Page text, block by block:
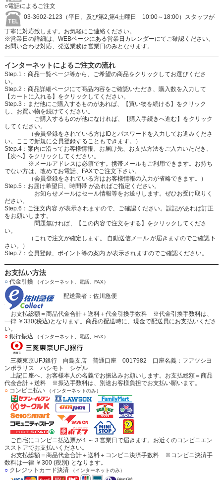
○電話によるご注文
03-3602-2123（平日、及び第2,第4土曜日 10:00～18:00）スタッフが
丁寧に対応致します。お気軽にご連絡ください。
※営業日の詳細は、WEBページにある営業日カレンダーにてご確認ください。
お問い合わせ対応、発送業務は営業日のみとなります。
インターネットによるご注文の流れ
Step.1：商品一覧ページ等から、ご希望の商品をクリックしてお選びくださ
い。
Step.2：商品詳細ページにて商品内容をご確認いただき、購入数を入力して
【カートに入れる】をクリックしてください。
Step.3：まだ他にご購入するものがあれば、【買い物を続ける】をクリック
し、お買い物を続けてください。
ご購入するものが他になければ、【購入手続きへ進む】をクリック
してください。
（会員登録をされている方はIDとパスワードを入力してお進みくださ
い。ここで新規に会員登録することもできます。）
Step.4：案内に沿ってお客様情報、お届け先、お支払方法をご入力いただき、
【次へ】をクリックしてください。
※メールアドレスは必須です。携帯メールもご利用できます。お持ち
でない方は、改めてお電話、FAXでご注文下さい。
（会員登録をされている方はお客様情報の入力が省略できます。）
Step.5：お届け希望日、時間帯 があればご指定ください。
お知らせメールはセール情報等をお送りします。ぜひお受け取りく
ださい。
Step.6：ご注文内容 が表示されますので、ご確認ください。誤記があれば訂正
をお願いします。
問題無ければ、【この内容で注文をする】をクリックしてくださ
い。
（これで注文が確定します。 自動送信メール が届きますのでご確認下
さい。）
Step.7：会員登録、ポイント等の案内 が表示されますのでご確認ください。
お支払い方法
○代金引換 （インターネット、電話、FAX）
配送業者：佐川急便
お支払総額＝商品代金合計＋送料＋代金引換手数料 ※代金引換手数料は、
一律 ￥330(税込)となります。商品の配送時に、現金で配送員にお支払いくださ
い。
○銀行振込 （インターネット、電話、FAX）
三菱東京UFJ銀行 向島支店 普通口座 0017982 口座名義：フアツシヨ
ンポラリス ハシモト シゲル
上記口座へ、お客様本人の名義でお振込みお願いします。お支払総額＝商品
代金合計＋送料 ※振込手数料は、別途お客様負担でお支払い願います。
○コンビニ払い （インターネットのみ）
ご自宅にコンビニ払込票が１～３営業日で届きます。お近くのコンビニエン
スストアでお支払いください。
お支払総額＝商品代金合計＋送料＋コンビニ決済手数料 ※コンビニ決済手
数料は一律 ￥300 (税別) となります。
○クレジットカード決済 （インターネットのみ）